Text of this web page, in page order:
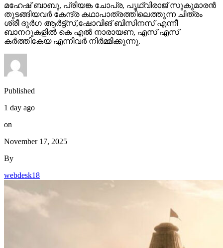
മഹേഷ് ബാബു, പ്രിയങ്ക ചോപ്ര, പൃഥ്വിരാജ് സുകുമാരൻ
തുടങ്ങിയവർ കേന്ദ്ര കഥാപാത്രത്തിലെത്തുന്ന ചിത്രം
ശ്രീ ദുർഗ ആർട്ട്സ്,ഷോവിങ് ബിസിനസ് എന്നീ
ബാനറുകളിൽ കെ എൽ നാരായണ, എസ് എസ്
കർത്തികേയ എന്നിവർ നിർമ്മിക്കുന്നു.
Published
1 day ago
on
November 17, 2025
By
webdesk18